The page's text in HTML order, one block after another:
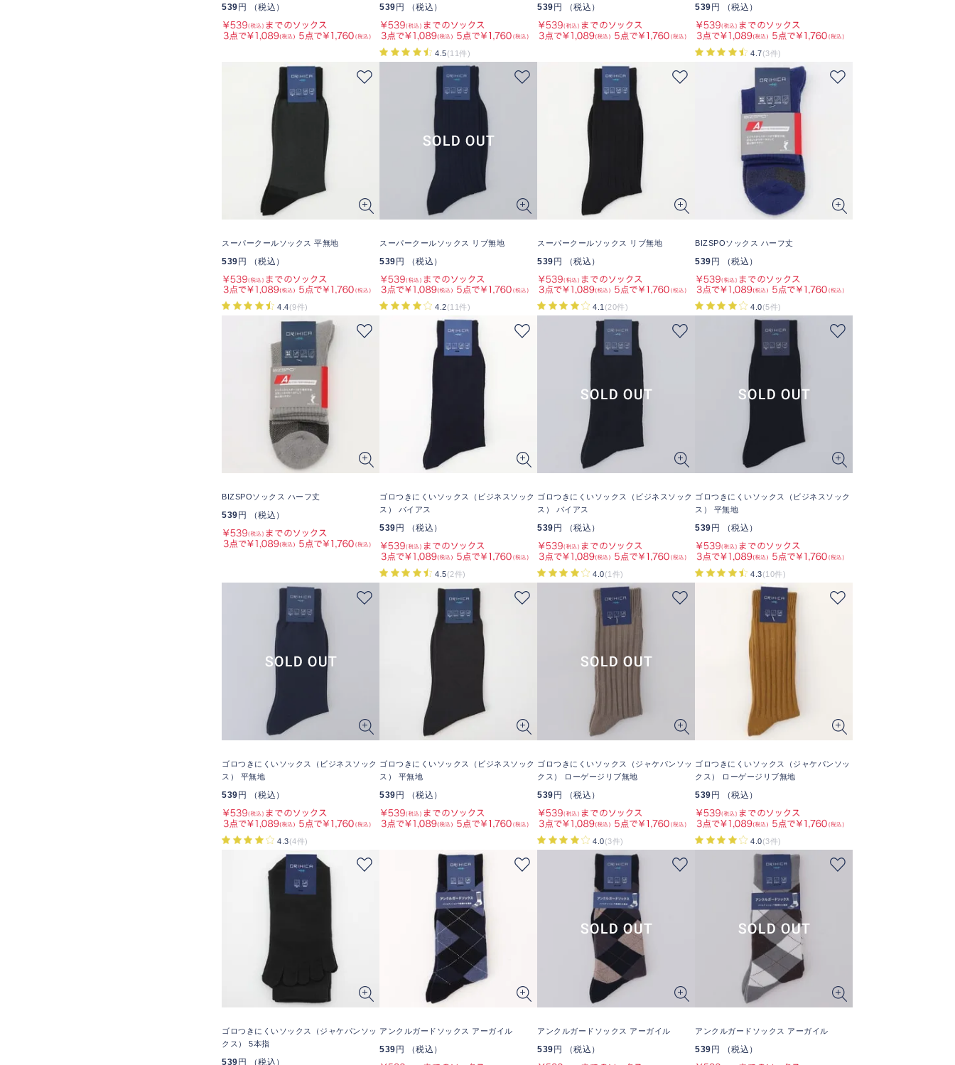
539 円 （税込） 539 円 （税込）
4.5(11件)
539 円 （税込） 539 円 （税込）
4.7(3件)
スーパークールソックス 平無地
539円 （税込）
4.4(9件)
スーパークールソックス リブ無地
539円 （税込）
4.2(11件)
スーパークールソックス リブ無地
539円 （税込）
4.1 (20件)
BIZSPOソックス ハーフ丈
539円 （税込）
4.0(5件)
BIZSPOソックス ハーフ丈
539 円 （税込）
ゴロつきにくいソックス（ビジネスソック
ス） バイアス
539 円 （税込）
4.5(2件)
ゴロつきにくいソックス（ビジネスソック
ス） バイアス
539 円 （税込）
4.0(1件)
ゴロつきにくいソックス（ビジネスソック
ス） 平無地
539 円 （税込）
4.3(10件)
ゴロつきにくいソックス（ビジネスソック
ス） 平無地
539 円 （税込）
4.3(4件)
ゴロつきにくいソックス（ビジネスソック
ス） 平無地
539 円 （税込）
ゴロつきにくいソックス（ジャケパンソッ
クス） ローゲージリブ無地
539 円 （税込）
4.0(3件)
ゴロつきにくいソックス（ジャケパンソッ
クス） ローゲージリブ無地
539 円 （税込）
4.0(3件)
ゴロつきにくいソックス（ジャケパンソッ
クス） 5本指
539円 （税込）
アンクルガードソックス アーガイル
539円 （税込）
アンクルガードソックス アーガイル
539円 （税込）
アンクルガードソックス アーガイル
539円 （税込）